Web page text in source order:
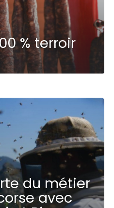
% terroir
du métier
avec